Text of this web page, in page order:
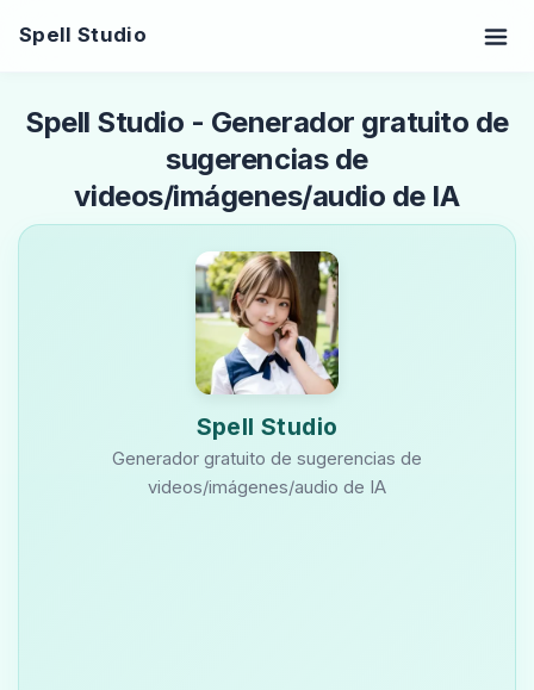
Spell Studio
Spell Studio - Generador gratuito de
sugerencias de
videos/imágenes/audio de IA
Spell Studio
Generador gratuito de sugerencias de
videos/imágenes/audio de IA